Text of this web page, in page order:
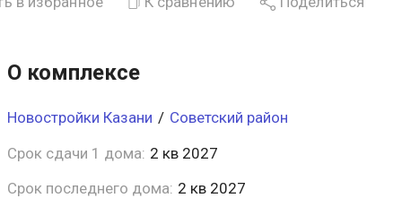
О комплексе
Новостройки Казани / Советский район
Срок сдачи 1 дома: 2 кв 2027
Срок последнего дома: 2 кв 2027